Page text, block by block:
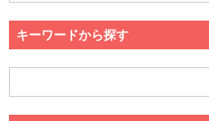
キーワードから探す